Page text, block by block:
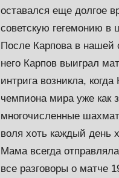
оставался еще долгое
советскую гегемонию в
После Карпова в нашей
него Карпов выиграл
интрига возникла,
чемпиона мира уже как
многочисленные
воля хоть каждый день
Мама всегда
все разговоры о матче